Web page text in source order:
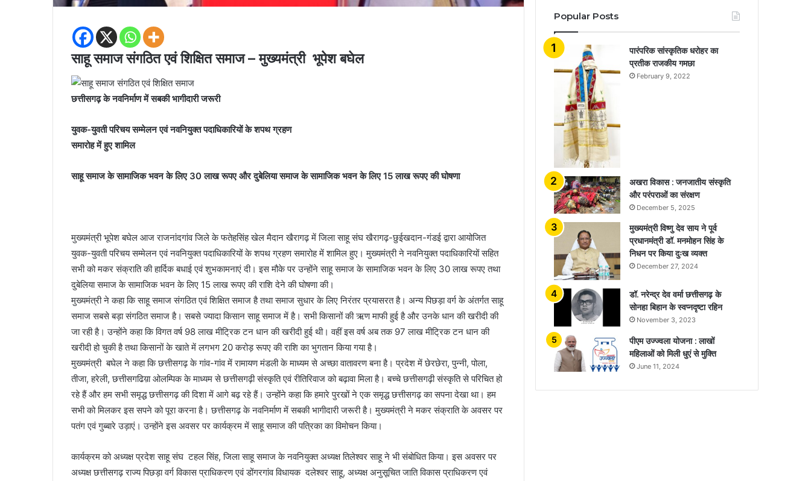
साहू समाज संगठित एवं शिक्षित समाज – मुख्यमंत्री भूपेश बघेल
छत्तीसगढ़ के नवनिर्माण में सबकी भागीदारी जरूरी
युवक-युवती परिचय सम्मेलन एवं नवनियुक्त पदाधिकारियों के शपथ ग्रहण
समारोह में हुए शामिल
साहू समाज के सामाजिक भवन के लिए 30 लाख रूपए और दुबेलिया समाज के सामाजिक भवन के लिए 15 लाख रूपए की घोषणा
मुख्यमंत्री भूपेश बघेल आज राजनांदगांव जिले के फतेहसिंह खेल मैदान खैरागढ़ में जिला साहू संघ खैरागढ़-छुईखदान-गंडई द्वारा आयोजित
युवक-युवती परिचय सम्मेलन एवं नवनियुक्त पदाधिकारियों के शपथ ग्रहण समारोह में शामिल हुए। मुख्यमंत्री ने नवनियुक्त पदाधिकारियों सहित
सभी को मकर संक्राति की हार्दिक बधाई एवं शुभकामनाएं दी। इस मौके पर उन्होंने साहू समाज के सामाजिक भवन के लिए 30 लाख रूपए तथा
दुबेलिया समाज के सामाजिक भवन के लिए 15 लाख रूपए की राशि देने की घोषणा की।
मुख्यमंत्री ने कहा कि साहू समाज संगठित एवं शिक्षित समाज है तथा समाज सुधार के लिए निरंतर प्रयासरत है। अन्य पिछड़ा वर्ग के अंतर्गत साहू
समाज सबसे बड़ा संगठित समाज है। सबसे ज्यादा किसान साहू समाज में है। सभी किसानों की ऋण माफी हुई है और उनके धान की खरीदी की
जा रही है। उन्होंने कहा कि विगत वर्ष 98 लाख मीट्रिक टन धान की खरीदी हुई थी। वहीं इस वर्ष अब तक 97 लाख मीट्रिक टन धान की
खरीदी हो चुकी है तथा किसानों के खाते में लगभग 20 करोड़ रूपए की राशि का भुगतान किया गया है।
मुख्यमंत्री बघेल ने कहा कि छत्तीसगढ़ के गांव-गांव में रामायण मंडली के माध्यम से अच्छा वातावरण बना है। प्रदेश में छेरछेरा, पुन्नी, पोला,
तीजा, हरेली, छत्तीसगढिय़ा ओलम्पिक के माध्यम से छत्तीसगढ़ी संस्कृति एवं रीतिरिवाज को बढ़ावा मिला है। बच्चे छत्तीसगढ़ी संस्कृति से परिचित हो
रहे हैं और हम सभी समृद्ध छत्तीसगढ़ की दिशा में आगे बढ़ रहे हैं। उन्होंने कहा कि हमारे पुरखों ने एक समृद्ध छत्तीसगढ़ का सपना देखा था। हम
सभी को मिलकर इस सपने को पूरा करना है। छत्तीसगढ़ के नवनिर्माण में सबकी भागीदारी जरूरी है। मुख्यमंत्री ने मकर संक्राति के अवसर पर
पतंग एवं गुब्बारे उड़ाएं। उन्होंने इस अवसर पर कार्यक्रम में साहू समाज की पत्रिका का विमोचन किया।
कार्यक्रम को अध्यक्ष प्रदेश साहू संघ टहल सिंह, जिला साहू समाज के नवनियुक्त अध्यक्ष तिलेश्वर साहू ने भी संबोधित किया। इस अवसर पर
अध्यक्ष छत्तीसगढ़ राज्य पिछड़ा वर्ग विकास प्राधिकरण एवं डोंगरगांव विधायक दलेश्वर साहू, अध्यक्ष अनुसूचित जाति विकास प्राधिकरण एवं
Popular Posts
​​​​​​​पारंपरिक सांस्कृतिक धरोहर का
प्रतीक राजकीय गमछा
February 9, 2022
अखरा विकास : जनजातीय संस्कृति
और परंपराओं का संरक्षण
December 5, 2025
मुख्यमंत्री विष्णु देव साय ने पूर्व
प्रधानमंत्री डॉ. मनमोहन सिंह के
निधन पर किया दुःख व्यक्त
December 27, 2024
डॉ. नरेन्द्र देव वर्मा छत्तीसगढ़ के
सोनहा बिहान के स्वप्नदृष्टा रहिन
November 3, 2023
पीएम उज्ज्वला योजना : लाखों
महिलाओं को मिली धुएं से मुक्ति
June 11, 2024